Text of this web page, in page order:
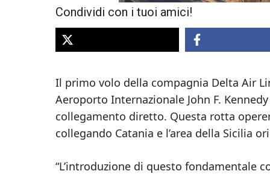
Condividi con i tuoi amici!
Il primo volo della compagnia Delta Air
Aeroporto Internazionale John F.
collegamento diretto. Questa rotta
collegando Catania e l’area della Sicilia
“L’introduzione di questo fondamentale